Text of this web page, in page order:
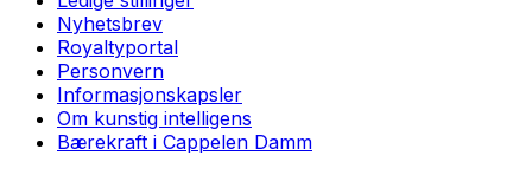
Nyhetsbrev
Royaltyportal
Personvern
Informasjonskapsler
Om kunstig intelligens
Bærekraft i Cappelen Damm